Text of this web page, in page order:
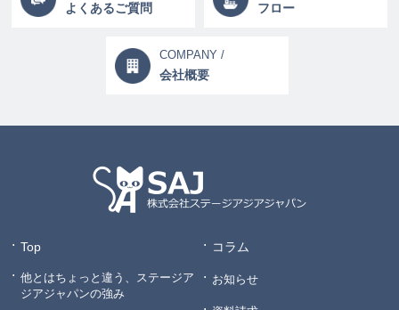
よくあるご質問 フロー
COMPANY /
会社概要
Top
他とはちょっと違う、ステージア
ジアジャパンの強み
コラム
お知らせ